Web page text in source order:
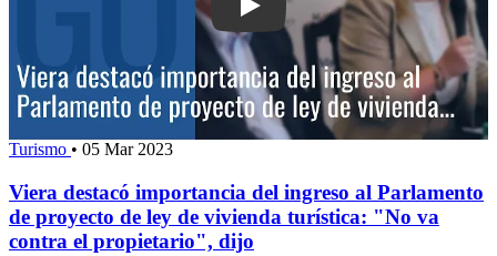
Play: Viera destacó importancia del
Turismo • 05 Mar 2023
Viera destacó importancia del ingreso al Parlamento
de proyecto de ley de vivienda turística: "No va
contra el propietario", dijo